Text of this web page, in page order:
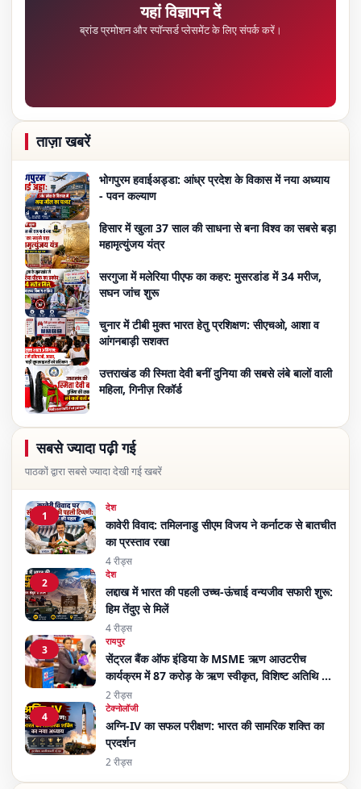
यहां विज्ञापन दें
ब्रांड प्रमोशन और स्पॉन्सर्ड प्लेसमेंट के लिए संपर्क करें।
ताज़ा खबरें
भोगपुरम हवाईअड्डा: आंध्र प्रदेश के विकास में नया अध्याय
- पवन कल्याण
हिसार में खुला 37 साल की साधना से बना विश्व का सबसे बड़ा
महामृत्युंजय यंत्र
सरगुजा में मलेरिया पीएफ का कहर: मुसरडांड में 34 मरीज,
सघन जांच शुरू
चुनार में टीबी मुक्त भारत हेतु प्रशिक्षण: सीएचओ, आशा व
आंगनबाड़ी सशक्त
उत्तराखंड की स्मिता देवी बनीं दुनिया की सबसे लंबे बालों वाली
महिला, गिनीज़ रिकॉर्ड
सबसे ज्यादा पढ़ी गई
पाठकों द्वारा सबसे ज्यादा देखी गई खबरें
1
देश
कावेरी विवाद: तमिलनाडु सीएम विजय ने कर्नाटक से बातचीत
का प्रस्ताव रखा
4 रीड्स
2
देश
लद्दाख में भारत की पहली उच्च-ऊंचाई वन्यजीव सफारी शुरू:
हिम तेंदुए से मिलें
4 रीड्स
3
रायपुर
सेंट्रल बैंक ऑफ इंडिया के MSME ऋण आउटरीच
कार्यक्रम में 87 करोड़ के ऋण स्वीकृत, विशिष्ट अतिथि बने
तरणजीत सिंह होरा
2 रीड्स
4
टेक्नोलॉजी
अग्नि-IV का सफल परीक्षण: भारत की सामरिक शक्ति का
प्रदर्शन
2 रीड्स